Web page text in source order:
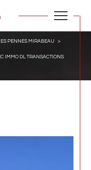
PENNES MIRABEAU
IMMO DL TRANSACTIONS